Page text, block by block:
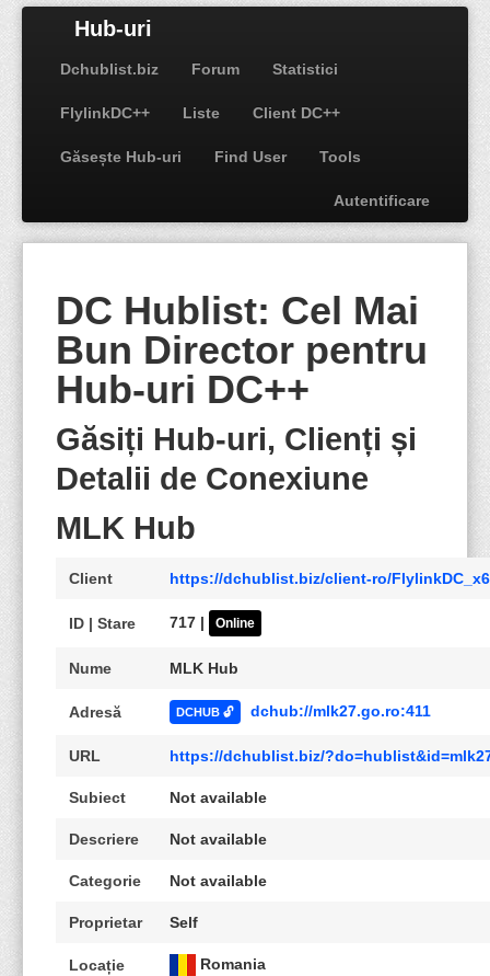
Hub-uri
Dchublist.biz Forum Statistici
FlylinkDC++ Liste Client DC++
Găsește Hub-uri Find User Tools
Autentificare
DC Hublist: Cel Mai
Bun Director pentru
Hub-uri DC++
Găsiți Hub-uri, Clienți și
Detalii de Conexiune
MLK Hub
Client https://dchublist.biz/client-ro/
ID | Stare 717 | Online
Nume MLK Hub
Adresă DCHUB 🔓 dchub://mlk27.go.ro:411
URL https://dchublist.biz/
Subiect Not available
Descriere Not available
Categorie Not available
Proprietar Self
Locație Romania